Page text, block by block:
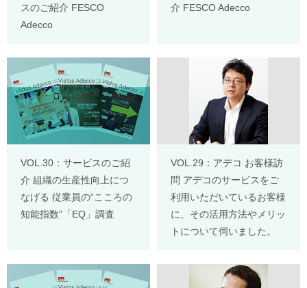
スのご紹介 FESCO
Adecco
介 FESCO Adecco
VOL.30：サービスのご紹
介 組織の生産性向上につ
なげる 従業員の“こころの
知能指数”「EQ」調査
VOL.29：アデコ お客様訪
問 アデコのサービスをご
利用いただいているお客様
に、その活用方法やメリッ
トについて伺いました。